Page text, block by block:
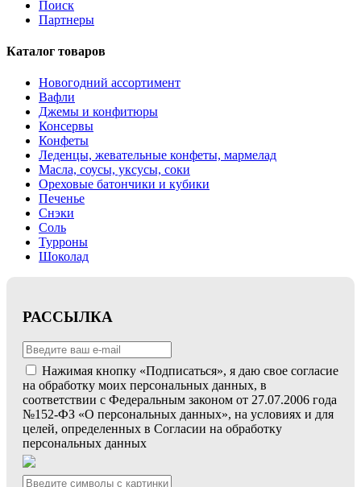
Поиск
Партнеры
Каталог товаров
Новогодний ассортимент
Вафли
Джемы и конфитюры
Консервы
Конфеты
Леденцы, жевательные конфеты, мармелад
Масла, соусы, уксусы, соки
Ореховые батончики и кубики
Печенье
Снэки
Соль
Турроны
Шоколад
РАССЫЛКА
Нажимая кнопку «Подписаться», я даю свое согласие
на обработку моих персональных данных, в
соответствии с Федеральным законом от 27.07.2006 года
№152-ФЗ «О персональных данных», на условиях и для
целей, определенных в Согласии на обработку
персональных данных